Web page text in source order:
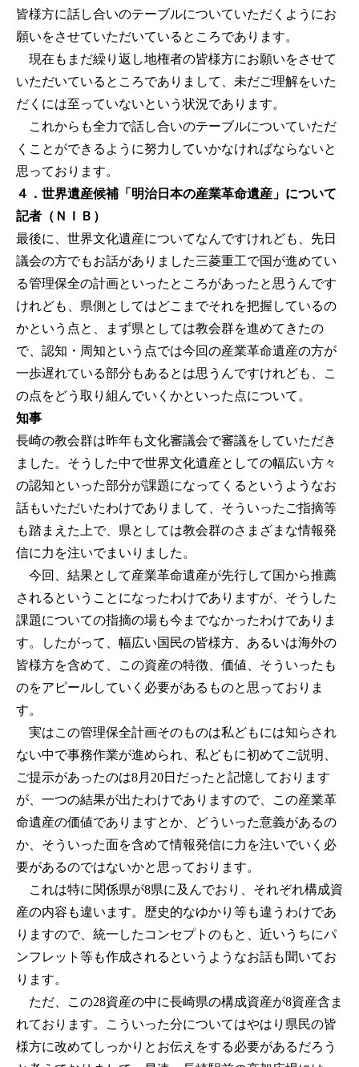
皆様方に話し合いのテーブルについていただくようにお
願いをさせていただいているところであります。
現在もまだ繰り返し地権者の皆様方にお願いをさせて
いただいているところでありまして、未だご理解をいた
だくには至っていないという状況であります。
これからも全力で話し合いのテーブルについていただ
くことができるように努力していかなければならないと
思っております。
４．世界遺産候補「明治日本の産業革命遺産」について
記者（ＮＩＢ）
最後に、世界文化遺産についてなんですけれども、先日
議会の方でもお話がありました三菱重工で国が進めてい
る管理保全の計画といったところがあったと思うんです
けれども、県側としてはどこまでそれを把握しているの
かという点と、まず県としては教会群を進めてきたの
で、認知・周知という点では今回の産業革命遺産の方が
一歩遅れている部分もあるとは思うんですけれども、こ
の点をどう取り組んでいくかといった点について。
知事
長崎の教会群は昨年も文化審議会で審議をしていただき
ました。そうした中で世界文化遺産としての幅広い方々
の認知といった部分が課題になってくるというようなお
話もいただいたわけでありまして、そういったご指摘等
も踏まえた上で、県としては教会群のさまざまな情報発
信に力を注いでまいりました。
今回、結果として産業革命遺産が先行して国から推薦
されるということになったわけでありますが、そうした
課題についての指摘の場も今までなかったわけでありま
す。したがって、幅広い国民の皆様方、あるいは海外の
皆様方を含めて、この資産の特徴、価値、そういったも
のをアピールしていく必要があるものと思っておりま
す。
実はこの管理保全計画そのものは私どもには知らされ
ない中で事務作業が進められ、私どもに初めてご説明、
ご提示があったのは8月20日だったと記憶しております
が、一つの結果が出たわけでありますので、この産業革
命遺産の価値でありますとか、どういった意義があるの
か、そういった面を含めて情報発信に力を注いでいく必
要があるのではないかと思っております。
これは特に関係県が8県に及んでおり、それぞれ構成資
産の内容も違います。歴史的なゆかり等も違うわけであ
りますので、統一したコンセプトのもと、近いうちにパ
ンフレット等も作成されるというようなお話も聞いてお
ります。
ただ、この28資産の中に長崎県の構成資産が8資産含ま
れております。こういった分についてはやはり県民の皆
様方に改めてしっかりとお伝えをする必要があるだろう